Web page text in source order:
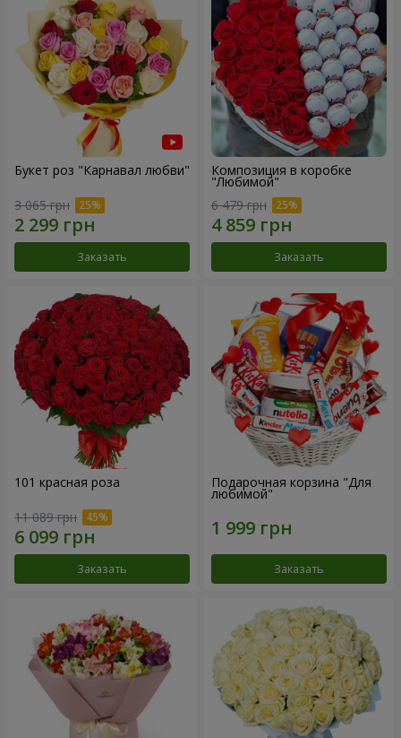
Букет роз "Карнавал любви"
3 065 грн
Заказать
Композиция в коробке
"Любимой"
6 479 грн
Заказать
101 красная роза
11 089 грн
Заказать
Подарочная корзина "Для
любимой"
Заказать